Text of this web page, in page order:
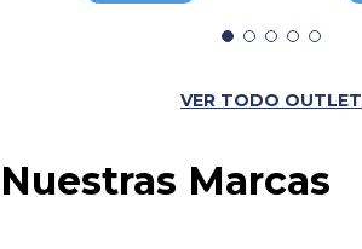
VER TODO OUTLET
Nuestras Marcas